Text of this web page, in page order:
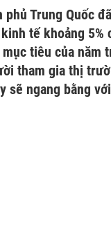
Trung Quốc
tế khoảng 5%
tiêu của năm
tham gia thị
sẽ ngang bằng